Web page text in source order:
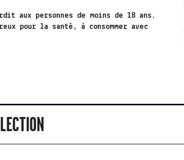
aux personnes de moins de 18 ans.
pour la santé, à consommer avec